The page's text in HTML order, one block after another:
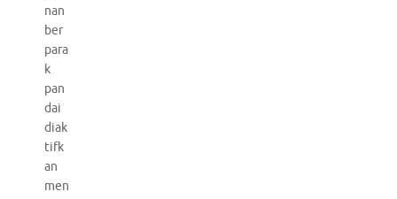
nan
ber
para
k
pan
dai
diak
tifk
an
men